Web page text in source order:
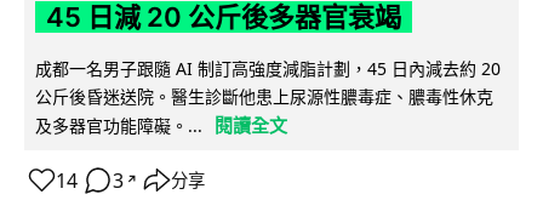
45 日減 20 公斤後多器官衰竭
成都一名男子跟隨 AI 制訂高強度減脂計劃，45 日內減去約 20
公斤後昏迷送院。醫生診斷他患上尿源性膿毒症、膿毒性休克
及多器官功能障礙。...
閱讀全文
14 3 ↗ 分享